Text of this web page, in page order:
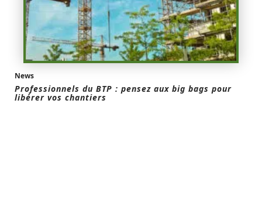
News
Professionnels du BTP : pensez aux big bags pour
libérer vos chantiers